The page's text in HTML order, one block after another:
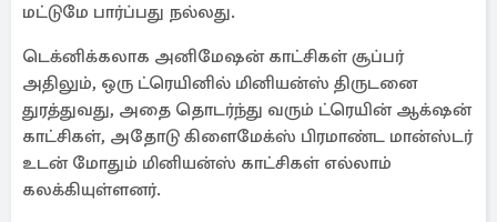
மட்டுமே பார்ப்பது நல்லது.
டெக்னிக்கலாக அனிமேஷன் காட்சிகள் சூப்பர்
அதிலும், ஒரு ட்ரெயினில் மினியன்ஸ் திருடனை
துரத்துவது, அதை தொடர்ந்து வரும் ட்ரெயின் ஆக்‌ஷன்
காட்சிகள், அதோடு கிளைமேக்ஸ் பிரமாண்ட மான்ஸ்டர்
உடன் மோதும் மினியன்ஸ் காட்சிகள் எல்லாம்
கலக்கியுள்ளனர்.